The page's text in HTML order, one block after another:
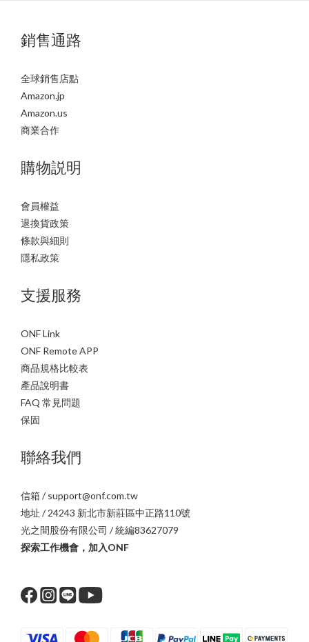
銷售通路
全球銷售店點
Amazon.jp
Amazon.us
商業合作
購物説明
會員權益
退換貨政策
條款與細則
隱私政策
支援服務
ONF Link
ONF Remote APP
商品規格比較表
產品說明書
FAQ 常見問題
保固
聯絡我們
信箱 / support@onf.com.tw
地址 / 24243 新北市新莊區中正路110號
光之間股份有限公司 / 統編83627079
探索工作機會，加入ONF